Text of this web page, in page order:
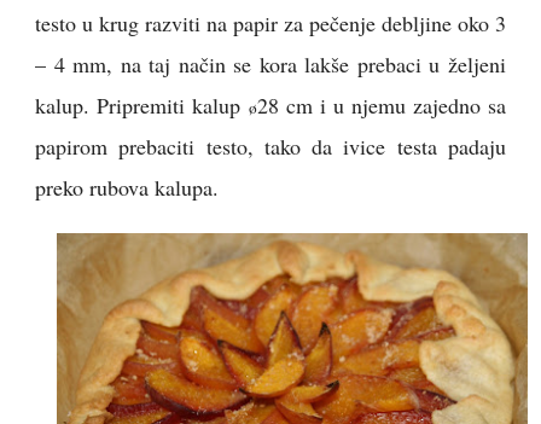
testo u krug razviti na papir za pečenje debljine oko 3
– 4 mm, na taj način se kora lakše prebaci u željeni
kalup. Pripremiti kalup ø28 cm i u njemu zajedno sa
papirom prebaciti testo, tako da ivice testa padaju
preko rubova kalupa.